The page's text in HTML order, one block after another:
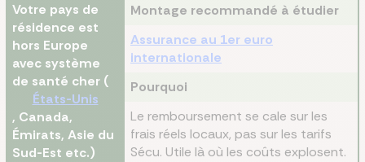
Votre pays de
résidence est
hors Europe
avec système
de santé cher (
États-Unis
, Canada,
Émirats, Asie du
Sud-Est etc.)
Montage recommandé à étudier
Assurance au 1er euro
internationale
Pourquoi
Le remboursement se cale sur les
frais réels locaux, pas sur les tarifs
Sécu. Utile là où les coûts explosent.